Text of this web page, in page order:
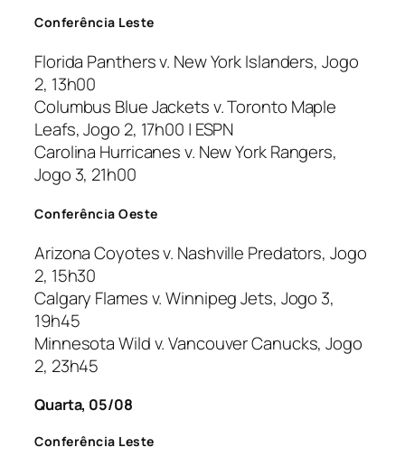
Conferência Leste
Florida Panthers v. New York Islanders, Jogo
2, 13h00
Columbus Blue Jackets v. Toronto Maple
Leafs, Jogo 2, 17h00 | ESPN
Carolina Hurricanes v. New York Rangers,
Jogo 3, 21h00
Conferência Oeste
Arizona Coyotes v. Nashville Predators, Jogo
2, 15h30
Calgary Flames v. Winnipeg Jets, Jogo 3,
19h45
Minnesota Wild v. Vancouver Canucks, Jogo
2, 23h45
Quarta, 05/08
Conferência Leste